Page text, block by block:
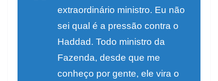
extraordinário ministro. Eu não
sei qual é a pressão contra o
Haddad. Todo ministro da
Fazenda, desde que me
conheço por gente, ele vira o